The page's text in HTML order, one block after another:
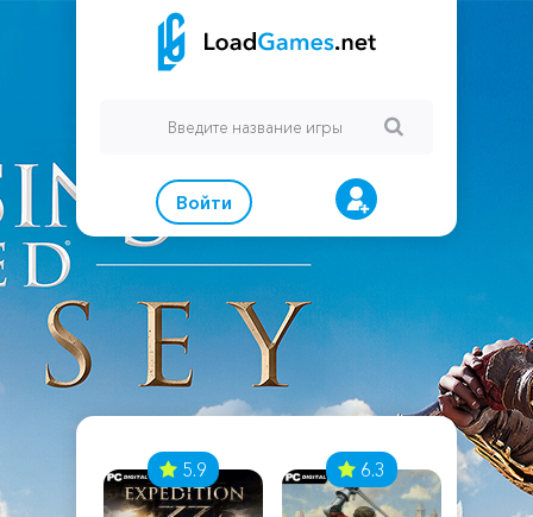
Войти
5.9 6.3